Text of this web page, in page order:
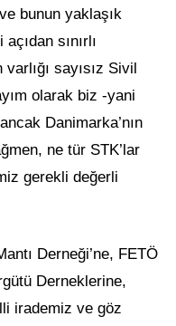
bunun yaklaşık
sınırlı
sayısız Sivil
olarak biz -yani
Danimarka’nın
ne tür STK’lar
gerekli değerli
Derneği’ne, FETÖ
Derneklerine,
irademiz ve göz